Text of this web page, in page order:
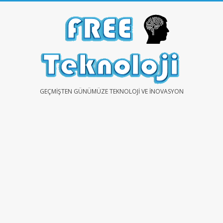
FREEGEÇMIŞTEN GÜNÜMÜZE TEKNOLOJI VE İNOVASYON